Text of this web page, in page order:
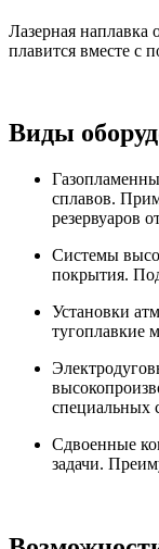
Лазерная наплавка
плавится вместе с
Виды
сплавов.
резервуаров
Системы
покрытия.
Установки
тугоплавкие
специальных
Сдвоенные
задачи.